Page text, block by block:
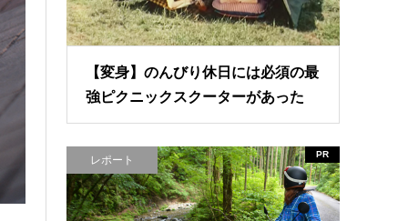
【変身】のんびり休日には必須の最
強ピクニックスクーターがあった
レポート PR